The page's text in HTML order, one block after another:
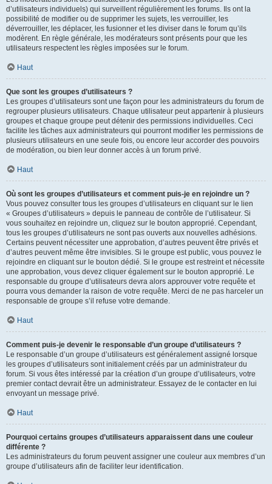
d’utilisateurs individuels) qui surveillent régulièrement les forums. Ils ont la
possibilité de modifier ou de supprimer les sujets, les verrouiller, les
déverrouiller, les déplacer, les fusionner et les diviser dans le forum qu’ils
modèrent. En règle générale, les modérateurs sont présents pour que les
utilisateurs respectent les règles imposées sur le forum.
Haut
Que sont les groupes d’utilisateurs ?
Les groupes d’utilisateurs sont une façon pour les administrateurs du forum de
regrouper plusieurs utilisateurs. Chaque utilisateur peut appartenir à plusieurs
groupes et chaque groupe peut détenir des permissions individuelles. Ceci
facilite les tâches aux administrateurs qui pourront modifier les permissions de
plusieurs utilisateurs en une seule fois, ou encore leur accorder des pouvoirs
de modération, ou bien leur donner accès à un forum privé.
Haut
Où sont les groupes d’utilisateurs et comment puis-je en rejoindre un ?
Vous pouvez consulter tous les groupes d’utilisateurs en cliquant sur le lien
« Groupes d’utilisateurs » depuis le panneau de contrôle de l’utilisateur. Si
vous souhaitez en rejoindre un, cliquez sur le bouton approprié. Cependant,
tous les groupes d’utilisateurs ne sont pas ouverts aux nouvelles adhésions.
Certains peuvent nécessiter une approbation, d’autres peuvent être privés et
d’autres peuvent même être invisibles. Si le groupe est public, vous pouvez le
rejoindre en cliquant sur le bouton dédié. Si le groupe est restreint et nécessite
une approbation, vous devez cliquer également sur le bouton approprié. Le
responsable du groupe d’utilisateurs devra alors approuver votre requête et
pourra vous demander la raison de votre requête. Merci de ne pas harceler un
responsable de groupe s’il refuse votre demande.
Haut
Comment puis-je devenir le responsable d’un groupe d’utilisateurs ?
Le responsable d’un groupe d’utilisateurs est généralement assigné lorsque
les groupes d’utilisateurs sont initialement créés par un administrateur du
forum. Si vous êtes intéressé par la création d’un groupe d’utilisateurs, votre
premier contact devrait être un administrateur. Essayez de le contacter en lui
envoyant un message privé.
Haut
Pourquoi certains groupes d’utilisateurs apparaissent dans une couleur
différente ?
Les administrateurs du forum peuvent assigner une couleur aux membres d’un
groupe d’utilisateurs afin de faciliter leur identification.